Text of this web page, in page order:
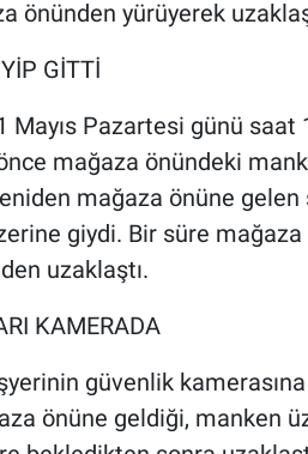
önünden yürüyerek
GİTTİ
Mayıs Pazartesi günü saat
mağaza önündeki
mağaza önüne
giydi. Bir süre
uzaklaştı.
KAMERADA
güvenlik kamerasına
önüne geldiği, manken